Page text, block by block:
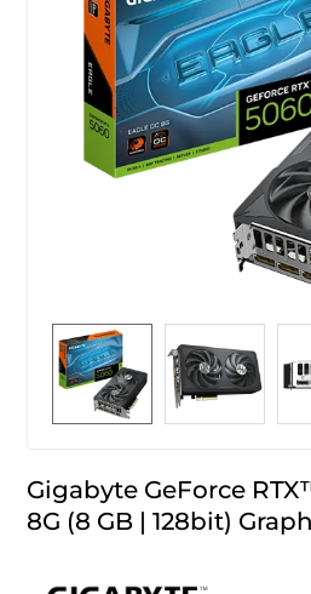
Gigabyte GeForce
8G (8 GB | 128bit)